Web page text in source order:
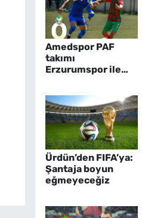
Amedspor PAF
takımı
Erzurumspor ile
Ürdün’den FIFA’ya:
Şantaja boyun
eğmeyeceğiz